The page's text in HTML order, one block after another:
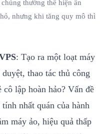
thường thể hiện ấn
nhưng khi tăng quy mô thì
: Tạo ra một loạt máy
thao tác thủ công
lập hoàn hảo? Vấn đề
nhất quán của hành
máy ảo, hiệu quả thấp